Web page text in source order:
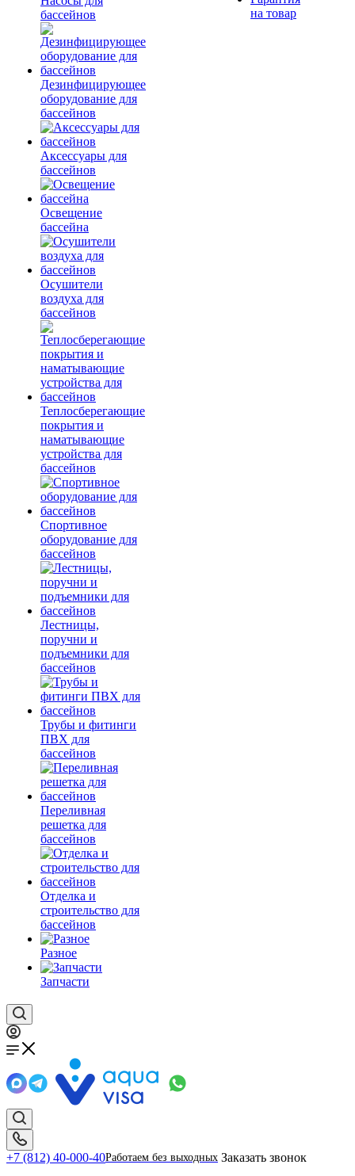
бассейнов
Дезинфицирующее
оборудование для
бассейнов
Аксессуары для
бассейнов
Освещение
бассейна
Осушители
воздуха для
бассейнов
Теплосберегающие
покрытия и
наматывающие
устройства для
бассейнов
Спортивное
оборудование для
бассейнов
Лестницы,
поручни и
подъемники для
бассейнов
Трубы и фитинги
ПВХ для
бассейнов
Переливная
решетка для
бассейнов
Отделка и
строительство для
бассейнов
Разное
Запчасти
на товар
+7 (812) 40-000-40Работаем без выходных Заказать звонок